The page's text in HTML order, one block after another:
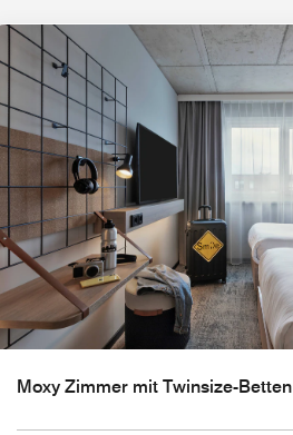
Moxy Zimmer mit Twinsize-Betten